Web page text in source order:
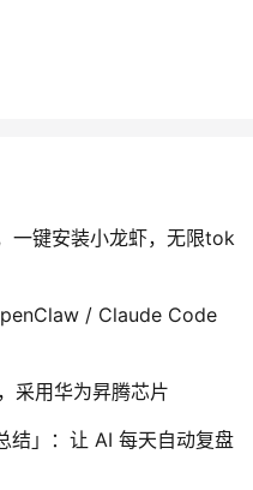
一键安装小龙虾，无限tok
/ Claude Code
采用华为昇腾芯片
结」：让 AI 每天自动复盘